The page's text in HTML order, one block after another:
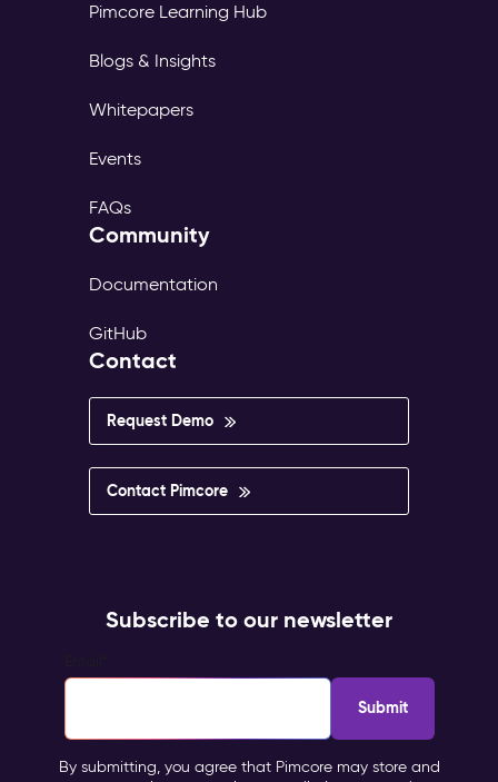
Pimcore Learning Hub
Blogs & Insights
Whitepapers
Events
FAQs
Community
Documentation
GitHub
Contact
Request Demo
Contact Pimcore
Subscribe to our newsletter
By submitting, you agree that Pimcore may store and